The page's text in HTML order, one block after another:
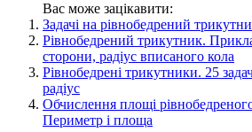
Вас може зацікавити:
Задачі на рівнобедрений
Рівнобедрений трикутник.
сторони, радіус вписаного кола
Рівнобедрені трикутники. 25
радіус
Обчислення площі
Периметр і площа